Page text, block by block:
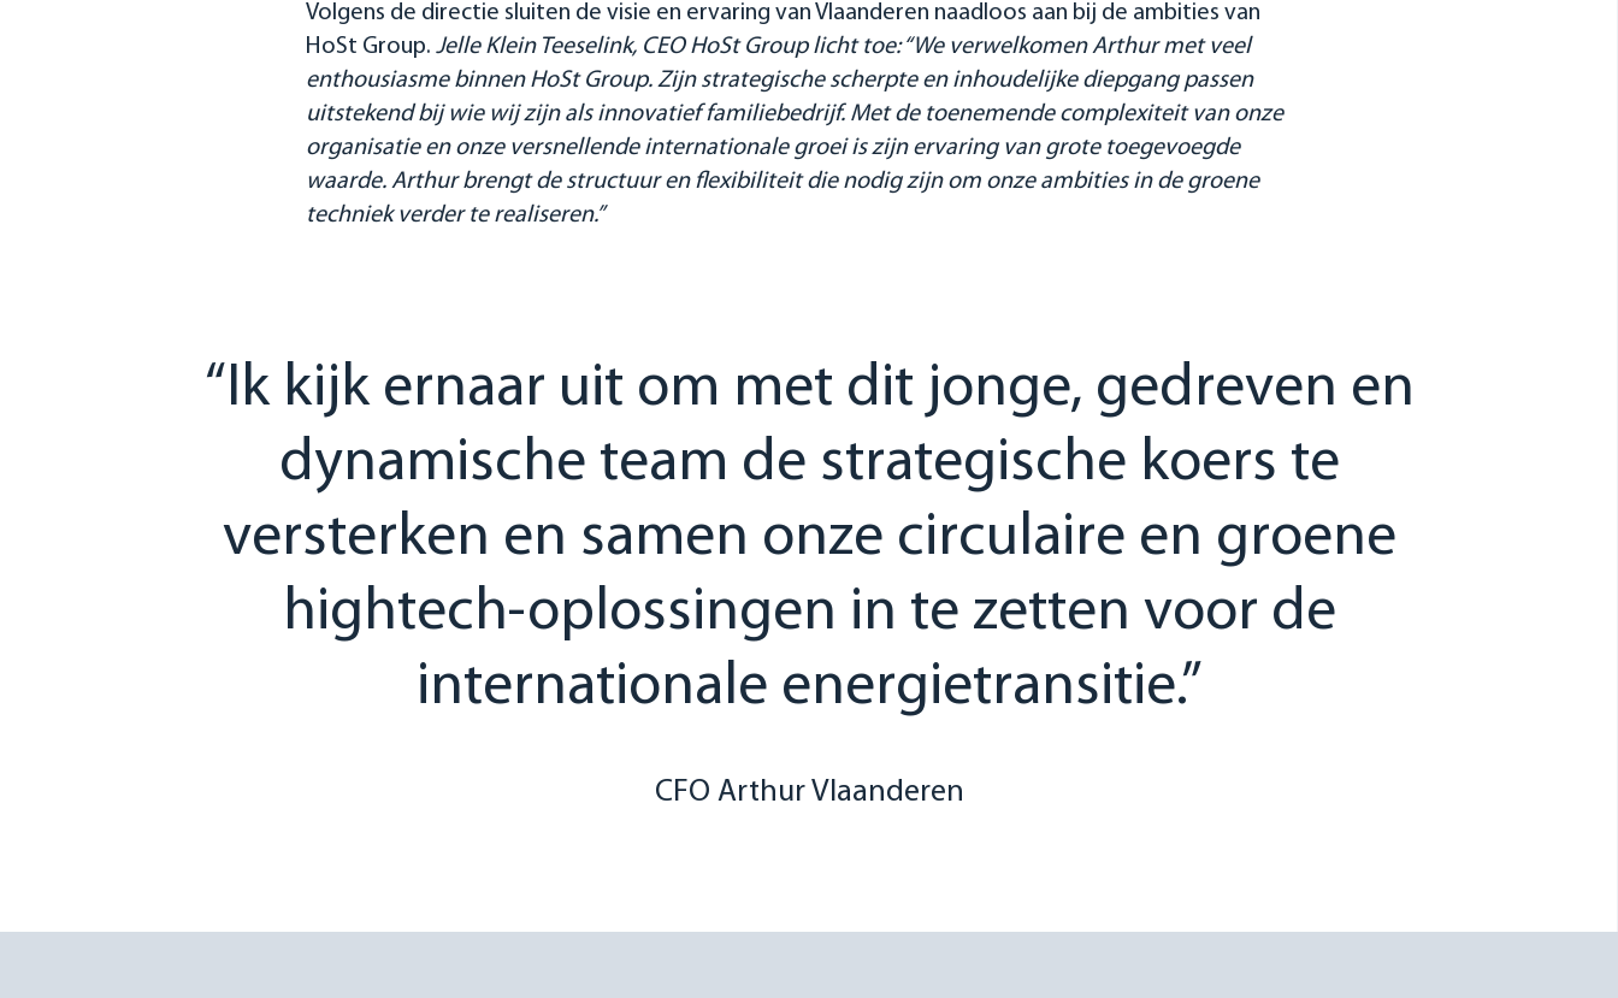
Volgens de directie sluiten de visie en ervaring van Vlaanderen naadloos aan bij de ambities van
HoSt Group. Jelle Klein Teeselink, CEO HoSt Group licht toe: “We verwelkomen Arthur met veel
enthousiasme binnen HoSt Group. Zijn strategische scherpte en inhoudelijke diepgang passen
uitstekend bij wie wij zijn als innovatief familiebedrijf. Met de toenemende complexiteit van onze
organisatie en onze versnellende internationale groei is zijn ervaring van grote toegevoegde
waarde. Arthur brengt de structuur en flexibiliteit die nodig zijn om onze ambities in de groene
techniek verder te realiseren.”
“Ik kijk ernaar uit om met dit jonge, gedreven en
dynamische team de strategische koers te
versterken en samen onze circulaire en groene
hightech-oplossingen in te zetten voor de
internationale energietransitie.”
CFO Arthur Vlaanderen